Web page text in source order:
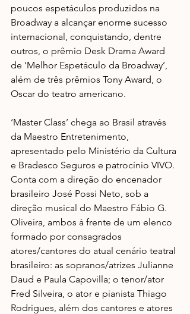
poucos espetáculos produzidos na
Broadway a alcançar enorme sucesso
internacional, conquistando, dentre
outros, o prêmio Desk Drama Award
de ‘Melhor Espetáculo da Broadway’,
além de três prêmios Tony Award, o
Oscar do teatro americano.
‘Master Class’ chega ao Brasil através
da Maestro Entretenimento,
apresentado pelo Ministério da Cultura
e Bradesco Seguros e patrocínio VIVO.
Conta com a direção do encenador
brasileiro José Possi Neto, sob a
direção musical do Maestro Fábio G.
Oliveira, ambos à frente de um elenco
formado por consagrados
atores/cantores do atual cenário teatral
brasileiro: as sopranos/atrizes Julianne
Daud e Paula Capovilla; o tenor/ator
Fred Silveira, o ator e pianista Thiago
Rodrigues, além dos cantores e atores